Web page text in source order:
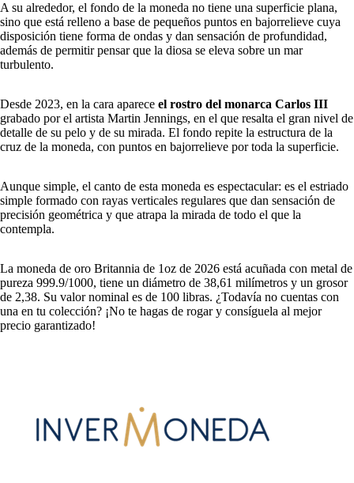
A su alrededor, el fondo de la moneda no tiene una superficie plana,
sino que está relleno a base de pequeños puntos en bajorrelieve cuya
disposición tiene forma de ondas y dan sensación de profundidad,
además de permitir pensar que la diosa se eleva sobre un mar
turbulento.
Desde 2023, en la cara aparece el rostro del monarca Carlos III
grabado por el artista Martin Jennings, en el que resalta el gran nivel de
detalle de su pelo y de su mirada. El fondo repite la estructura de la
cruz de la moneda, con puntos en bajorrelieve por toda la superficie.
Aunque simple, el canto de esta moneda es espectacular: es el estriado
simple formado con rayas verticales regulares que dan sensación de
precisión geométrica y que atrapa la mirada de todo el que la
contempla.
La moneda de oro Britannia de 1oz de 2026 está acuñada con metal de
pureza 999.9/1000, tiene un diámetro de 38,61 milímetros y un grosor
de 2,38. Su valor nominal es de 100 libras. ¿Todavía no cuentas con
una en tu colección? ¡No te hagas de rogar y consíguela al mejor
precio garantizado!